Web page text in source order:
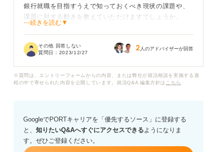
銀行就職を目指すうえで知っておくべき現状の課題や、
課題に対する動きを教えていただけますでしょうか。
ると幸いです。
⋯続きを読む▼
その他 回答しない
質問日： 2023/12/27 2 人のアドバイザーが回答
※質問は、エントリーフォームからの内容、または弊社が就活相談を実施する過
程の中で寄せられた内容を公開しています。就活Q&A 編集方針は こちら
GoogleでPORTキャリアを「優先するソース」に登録する
と、 知りたいQ&Aへすぐにアクセスできるようになりま
す。ぜひご登録ください。